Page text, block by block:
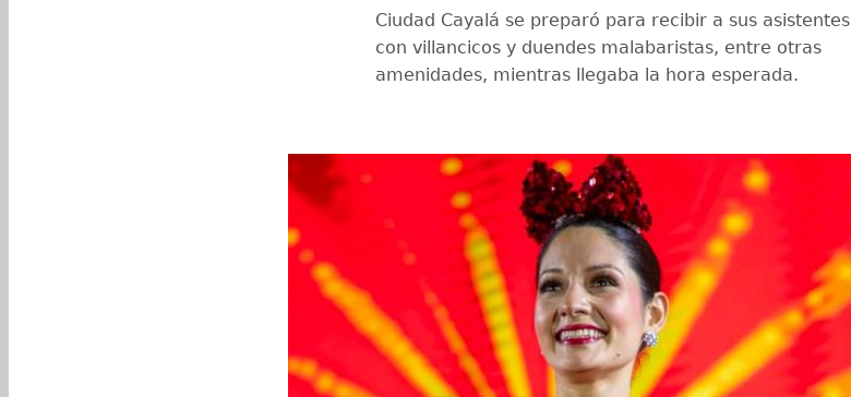
Ciudad Cayalá se preparó para recibir a sus asistentes
con villancicos y duendes malabaristas, entre otras
amenidades, mientras llegaba la hora esperada.